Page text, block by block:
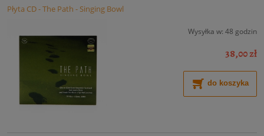
Płyta CD - The Path - Singing Bowl
Wysyłka w: 48 godzin
38,00 zł
do koszyka